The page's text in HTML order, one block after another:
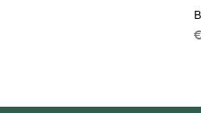
€